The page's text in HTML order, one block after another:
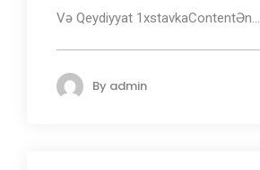
Və Qеydiyyаt 1xstаvkаContentƏn...
By admin